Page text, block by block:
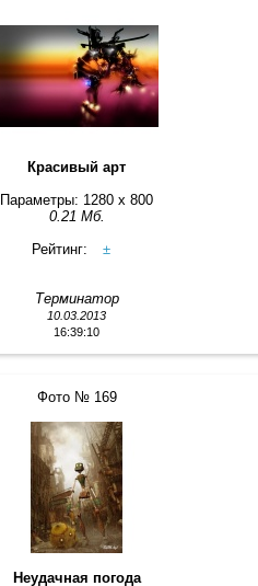
Красивый арт
Параметры: 1280 x 800
0.21 Мб.
Рейтинг:
±
Терминатор
10.03.2013
16:39:10
Фото № 169
Неудачная погода